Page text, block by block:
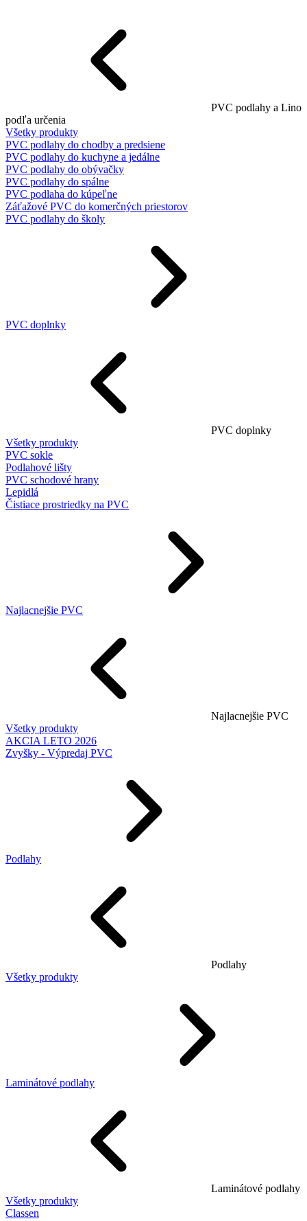
PVC podlahy a Lino
podľa určenia
Všetky produkty
PVC podlahy do chodby a predsiene
PVC podlahy do kuchyne a jedálne
PVC podlahy do obývačky
PVC podlahy do spálne
PVC podlaha do kúpeľne
Záťažové PVC do komerčných priestorov
PVC podlahy do školy
PVC doplnky
PVC doplnky
Všetky produkty
PVC sokle
Podlahové lišty
PVC schodové hrany
Lepidlá
Čistiace prostriedky na PVC
Najlacnejšie PVC
Najlacnejšie PVC
Všetky produkty
AKCIA LETO 2026
Zvyšky - Výpredaj PVC
Podlahy
Podlahy
Všetky produkty
Laminátové podlahy
Laminátové podlahy
Všetky produkty
Classen